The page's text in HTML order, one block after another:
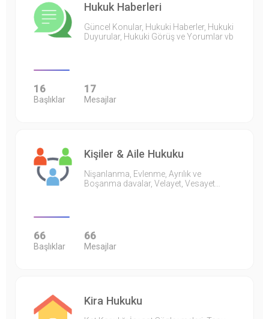
Hukuk Haberleri
Güncel Konular, Hukuki Haberler, Hukuki
Duyurular, Hukuki Görüş ve Yorumlar vb
16
Başlıklar
17
Mesajlar
Kişiler & Aile Hukuku
Nişanlanma, Evlenme, Ayrılık ve
Boşanma davalar, Velayet, Vesayet…
66
Başlıklar
66
Mesajlar
Kira Hukuku